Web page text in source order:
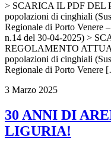
> SCARICA IL PDF DEL
popolazioni di cinghiali
Regionale di Porto Venere
n.14 del 30-04-2025) >
REGOLAMENTO
popolazioni di cinghiali
Regionale di Porto Venere
3 Marzo 2025
30 ANNI DI
LIGURIA!